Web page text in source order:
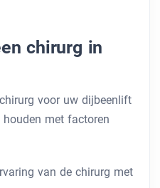
chirurg in
voor uw dijbeenlift
met factoren
van de chirurg met